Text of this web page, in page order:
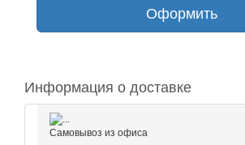
Оформить
Информация о доставке
Самовывоз из офиса